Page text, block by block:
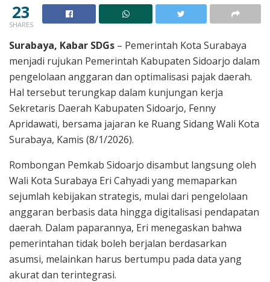
23
SHARES
Surabaya, Kabar SDGs – Pemerintah Kota Surabaya
menjadi rujukan Pemerintah Kabupaten Sidoarjo dalam
pengelolaan anggaran dan optimalisasi pajak daerah.
Hal tersebut terungkap dalam kunjungan kerja
Sekretaris Daerah Kabupaten Sidoarjo, Fenny
Apridawati, bersama jajaran ke Ruang Sidang Wali Kota
Surabaya, Kamis (8/1/2026).
Rombongan Pemkab Sidoarjo disambut langsung oleh
Wali Kota Surabaya Eri Cahyadi yang memaparkan
sejumlah kebijakan strategis, mulai dari pengelolaan
anggaran berbasis data hingga digitalisasi pendapatan
daerah. Dalam paparannya, Eri menegaskan bahwa
pemerintahan tidak boleh berjalan berdasarkan
asumsi, melainkan harus bertumpu pada data yang
akurat dan terintegrasi.